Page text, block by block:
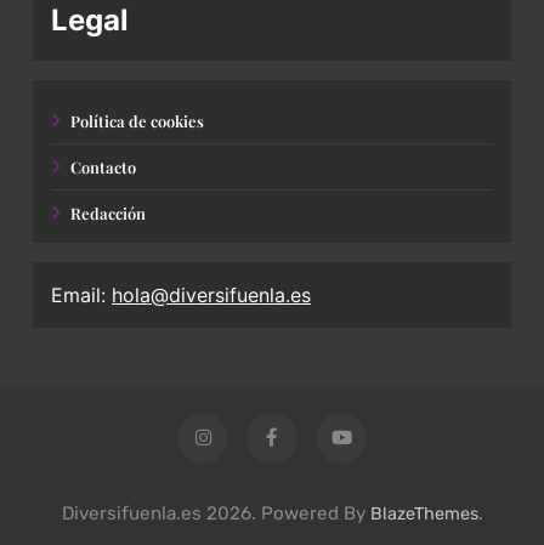
Legal
Política de cookies
Contacto
Redacción
Email: hola@diversifuenla.es
Diversifuenla.es 2026. Powered By BlazeThemes.